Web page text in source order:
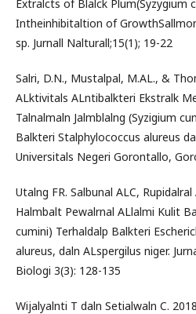
Extralcts of Blalck Plum(Syzygium
Intheinhibitaltion of
sp. Jurnall Nalturall;15(1); 19-22
Salri, D.N., Mustalpal, M.AL., &
ALktivitals ALntibalkteri Ekstralk
Talnalmaln Jalmblalng (Syzigium
Balkteri Stalphylococcus alureus
Universitals Negeri Gorontallo,
Utalng FR. Salbunal ALC,
Halmbalt Pewalrnal ALlalmi Kulit
cumini) Terhaldalp Balkteri
alureus, daln ALspergilus niger.
Biologi 3(3): 128-135
Wijalyalnti T daln Setialwaln C.